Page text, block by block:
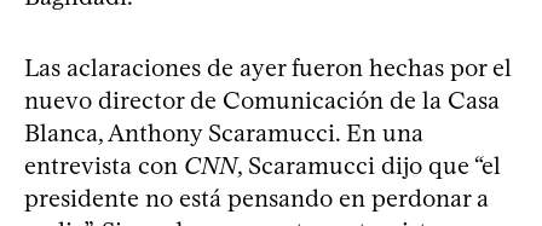
Las aclaraciones de ayer fueron hechas por el
nuevo director de Comunicación de la Casa
Blanca, Anthony Scaramucci. En una
entrevista con CNN, Scaramucci dijo que “el
presidente no está pensando en perdonar a